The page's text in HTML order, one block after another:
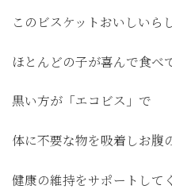
このビスケットおいしいら
ほとんどの子が喜んで食べ
黒い方が「エコビス」で
体に不要な物を吸着しお腹
健康の維持をサポートして